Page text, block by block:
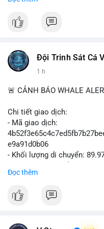
#binancesquare
$btc
📰 Nguồn: Cointelegraph
Đội Trinh Sát Cá
1 h
🚨 CẢNH BÁO WHALE
Chi tiết giao dịch:
- Mã giao dịch:
e9a91d0b06
- Khối lượng di chuyển:
USD)
Đọc thêm